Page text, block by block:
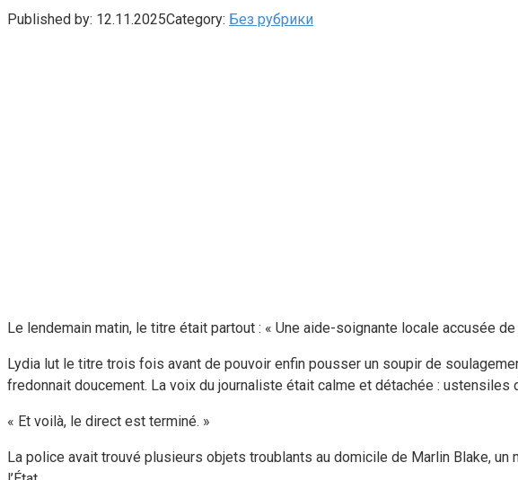
Published by: 12.11.2025Category: Без рубрики
Le lendemain matin, le titre était partout : « Une aide-soignante locale accusée
Lydia lut le titre trois fois avant de pouvoir enfin pousser un soupir de
fredonnait doucement. La voix du journaliste était calme et détachée : ustensiles
« Et voilà, le direct est terminé. »
La police avait trouvé plusieurs objets troublants au domicile de Marlin Blake,